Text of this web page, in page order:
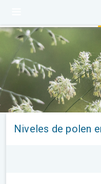
Niveles de polen